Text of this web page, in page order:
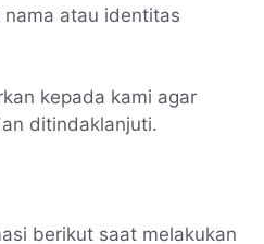
nama atau identitas
kepada kami agar
ditindaklanjuti.
berikut saat melakukan